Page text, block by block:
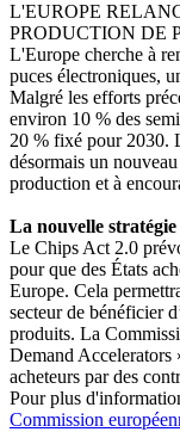
L'EUROPE
PRODUCTION DE
L'Europe cherche à
puces électroniques,
Malgré les efforts
environ 10 % des
20 % fixé pour 2030.
désormais un
production et à
La nouvelle stratégie
Le Chips Act 2.0
pour que des États
Europe. Cela
secteur de bénéficier
produits. La
Demand Accelerators
acheteurs par des
Pour plus
Commission